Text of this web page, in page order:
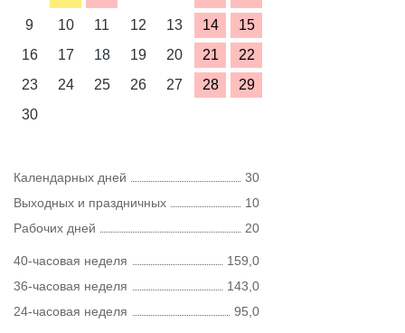
9
10 11 12 13 14
15
16
17 18 19 20 21
22
23
24 25 26 27 28
29
30
Календарных дней
30
Выходных и праздничных
10
Рабочих дней
20
40-часовая неделя
159,0
36-часовая неделя
143,0
24-часовая неделя
95,0